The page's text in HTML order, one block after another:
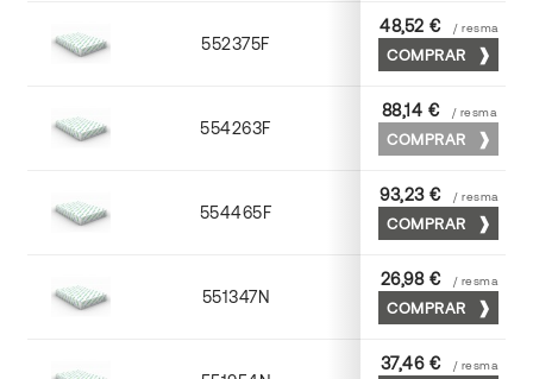
552375F 75 x 53
48,52 € / resma
COMPRAR
554263F 63 x 88
88,14 € / resma
COMPRAR
554465F 65 x 90
93,23 € / resma
COMPRAR
551347N 45 x 64
26,98 € / resma
COMPRAR
37,46 € / resma